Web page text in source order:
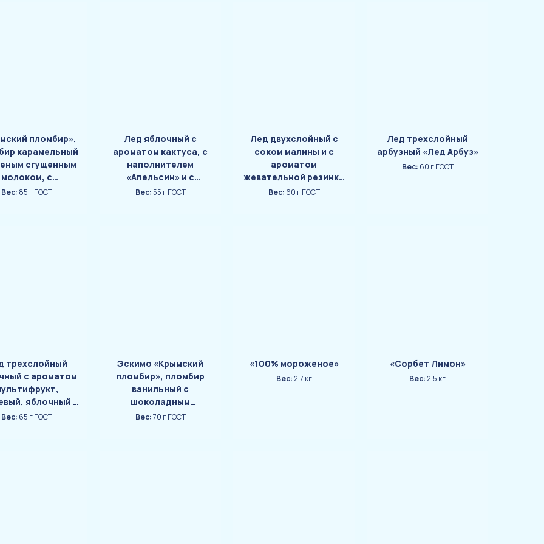
пломбир»,
карамельный
сгущенным
молоком, с
Вес: 85 г ГОСТ
Лед яблочный с
ароматом кактуса, с
наполнителем
«Апельсин» и с
взрывной карамелью
Вес: 55 г ГОСТ
Лед двухслойный с
соком малины и с
ароматом
жевательной резинки
«Лед Бабл Гам»
Вес: 60 г ГОСТ
Лед трехслойный
арбузный «Лед Арбуз»
Вес: 60 г ГОСТ
трехслойный
с ароматом
яблочный с
киви в
Вес: 65 г ГОСТ
Эскимо «Крымский
пломбир», пломбир
ванильный с
шоколадным
наполнителем в
Вес:70 г ГОСТ
«100% мороженое»
Вес:2,7 кг
«Сорбет Лимон»
Вес:2,5 кг